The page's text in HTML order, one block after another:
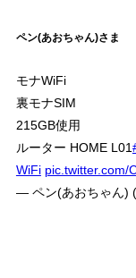
ペン(あおちゃん)さま
モナWiFi
裏モナSIM
215GB使用
ルーター HOME L01
WiFi pic.twitter.com/
— ペン(あおちゃん)